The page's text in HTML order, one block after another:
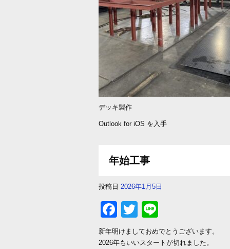
デッキ製作
Outlook for iOS を入手
年始工事
投稿日 2026年1月5日
F
a
c
T
wi
tt
n
e
新年明けましておめでとうございます。
2026年もいいスタートが切れました。